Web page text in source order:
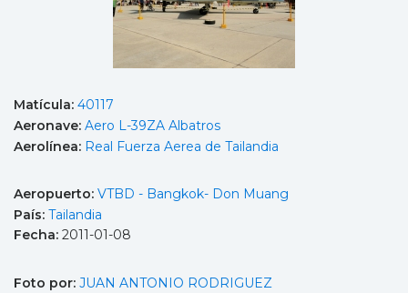
Matícula: 40117
Aeronave: Aero L-39ZA Albatros
Aerolínea: Real Fuerza Aerea de Tailandia
Aeropuerto: VTBD - Bangkok- Don Muang
País: Tailandia
Fecha: 2011-01-08
Foto por: JUAN ANTONIO RODRIGUEZ